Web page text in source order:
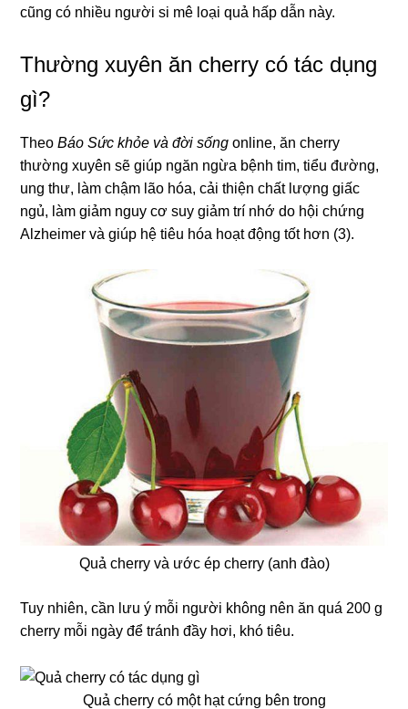
cũng có nhiều người si mê loại quả hấp dẫn này.
Thường xuyên ăn cherry có tác dụng
gì?
TheoBáo Sức khỏe và đời sống online, ăn cherry
thường xuyên sẽ giúp ngăn ngừa bệnh tim, tiểu đường,
ung thư, làm chậm lão hóa, cải thiện chất lượng giấc
ngủ, làm giảm nguy cơ suy giảm trí nhớ do hội chứng
Alzheimer và giúp hệ tiêu hóa hoạt động tốt hơn (3).
Quả cherry và ước ép cherry (anh đào)
Tuy nhiên, cần lưu ý mỗi người không nên ăn quá 200 g
cherry mỗi ngày để tránh đầy hơi, khó tiêu.
Quả cherry có một hạt cứng bên trong